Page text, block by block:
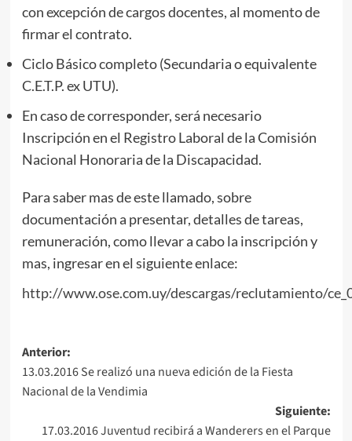
con excepción de cargos docentes, al momento de
firmar el contrato.
Ciclo Básico completo (Secundaria o equivalente
C.E.T.P. ex UTU).
En caso de corresponder, será necesario
Inscripción en el Registro Laboral de la Comisión
Nacional Honoraria de la Discapacidad.
Para saber mas de este llamado, sobre
documentación a presentar, detalles de tareas,
remuneración, como llevar a cabo la inscripción y
mas, ingresar en el siguiente enlace:
http://www.ose.com.uy/descargas/reclutamiento/
Navegación
de
entradas
Anterior:
13.03.2016 Se realizó una nueva edición de la Fiesta
Nacional de la Vendimia
Siguiente:
17.03.2016 Juventud recibirá a Wanderers en el Parque